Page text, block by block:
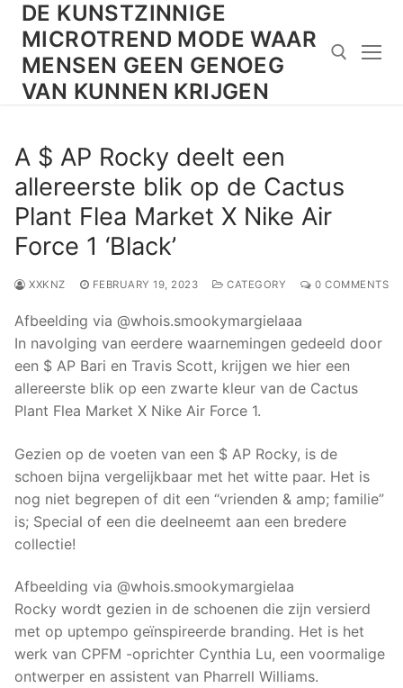
Skip
content
DE KUNSTZINNIGE
MICROTREND MODE WAAR
MENSEN GEEN GENOEG
VAN KUNNEN KRIJGEN
A $ AP Rocky deelt een
allereerste blik op de Cactus
Plant Flea Market X Nike Air
Force 1 ‘Black’
XXKNZ FEBRUARY 19, 2023 CATEGORY 0 COMMENTS
Afbeelding via @whois.smookymargielaaa
In navolging van eerdere waarnemingen gedeeld door
een $ AP Bari en Travis Scott, krijgen we hier een
allereerste blik op een zwarte kleur van de Cactus
Plant Flea Market X Nike Air Force 1.
Gezien op de voeten van een $ AP Rocky, is de
schoen bijna vergelijkbaar met het witte paar. Het is
nog niet begrepen of dit een “vrienden & amp; familie”
is; Special of een die deelneemt aan een bredere
collectie!
Afbeelding via @whois.smookymargielaa
Rocky wordt gezien in de schoenen die zijn versierd
met op uptempo geïnspireerde branding. Het is het
werk van CPFM -oprichter Cynthia Lu, een voormalige
ontwerper en assistent van Pharrell Williams.